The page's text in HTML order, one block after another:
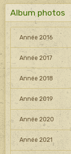
Album photos
Année 2016
Année 2017
Année 2018
Année 2019
Année 2020
Année 2021